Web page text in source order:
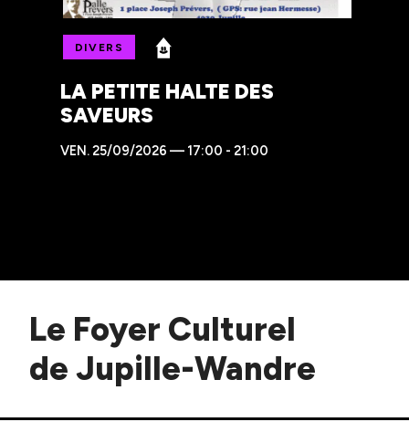
DIVERS
LA PETITE HALTE DES
SAVEURS
VEN.25/09/2026 — 17:00 - 21:00
Le Foyer Culturel
de Jupille-Wandre